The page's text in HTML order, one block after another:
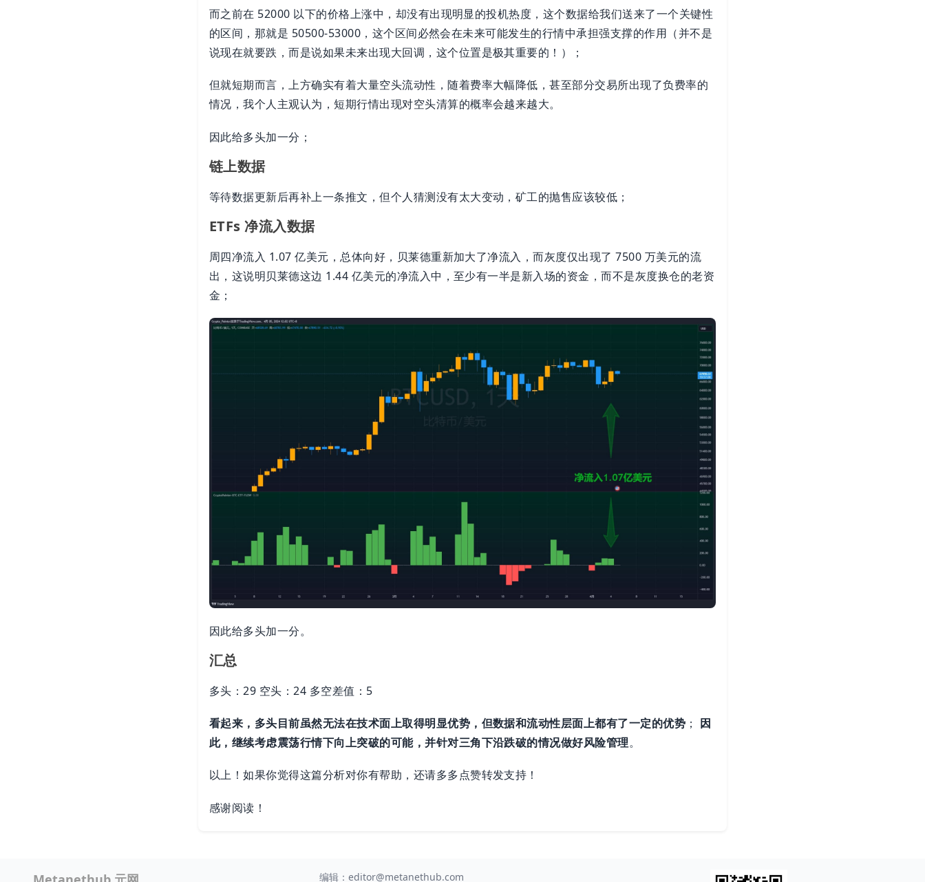
而之前在 52000 以下的价格上涨中，却没有出现明显的投机热度，这个数据给我们送来了一个关键性
的区间，那就是 50500-53000，这个区间必然会在未来可能发生的行情中承担强支撑的作用（并不是
说现在就要跌，而是说如果未来出现大回调，这个位置是极其重要的！）；
但就短期而言，上方确实有着大量空头流动性，随着费率大幅降低，甚至部分交易所出现了负费率的
情况，我个人主观认为，短期行情出现对空头清算的概率会越来越大。
因此给多头加一分；
链上数据
等待数据更新后再补上一条推文，但个人猜测没有太大变动，矿工的抛售应该较低；
ETFs 净流入数据
周四净流入 1.07 亿美元，总体向好，贝莱德重新加大了净流入，而灰度仅出现了 7500 万美元的流
出，这说明贝莱德这边 1.44 亿美元的净流入中，至少有一半是新入场的资金，而不是灰度换仓的老资
金；
因此给多头加一分。
汇总
多头：29 空头：24 多空差值：5
看起来，多头目前虽然无法在技术面上取得明显优势，但数据和流动性层面上都有了一定的优势 ； 因
此，继续考虑震荡行情下向上突破的可能，并针对三角下沿跌破的情况做好风险管理。
以上！如果你觉得这篇分析对你有帮助，还请多多点赞转发支持！
感谢阅读！
编辑： editor@metanethub.com